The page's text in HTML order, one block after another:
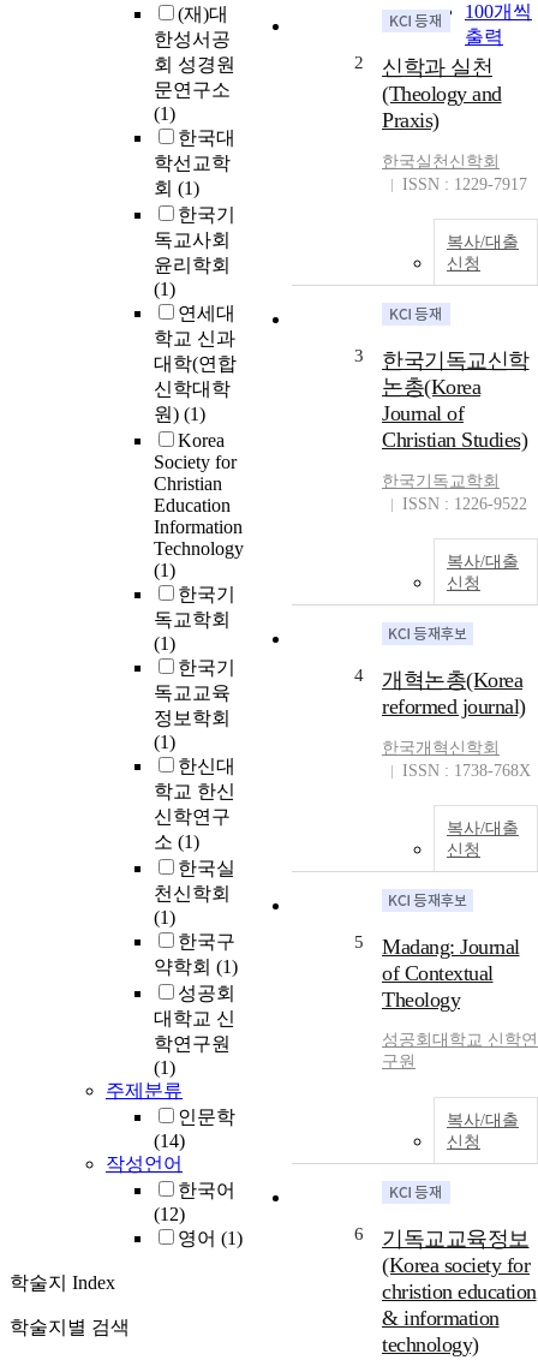
(재)대
한성서공
회 성경원
문연구소
(1)
한국대
학선교학
회 (1)
한국기
독교사회
윤리학회
(1)
연세대
학교 신과
대학(연합
신학대학
원) (1)
Korea
Society for
Christian
Education
Information
Technology
(1)
한국기
독교학회
(1)
한국기
독교교육
정보학회
(1)
한신대
학교 한신
신학연구
소 (1)
한국실
천신학회
(1)
한국구
약학회 (1)
성공회
대학교 신
학연구원
(1)
주제분류
인문학
(14)
작성언어
한국어
(12)
영어 (1)
학술지 Index
학술지별 검색
100개씩
출력
2
신학과 실천
(Theology and
Praxis)
한국실천신학회
ISSN : 1229-7917
복사/대출
신청
3
한국기독교신학
논총(Korea
Journal of
Christian Studies)
한국기독교학회
ISSN : 1226-9522
복사/대출
신청
4
개혁논총(Korea
reformed journal)
한국개혁신학회
ISSN : 1738-768X
복사/대출
신청
5
Madang: Journal
of Contextual
Theology
성공회대학교 신학연
구원
복사/대출
신청
6
기독교교육정보
(Korea society for
christion education
& information
technology)